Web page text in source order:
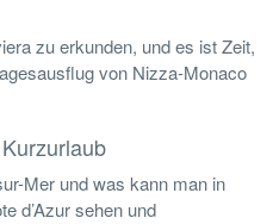
zu erkunden, und es ist Zeit,
von Nizza-Monaco
Mer und was kann man in
d’Azur sehen und